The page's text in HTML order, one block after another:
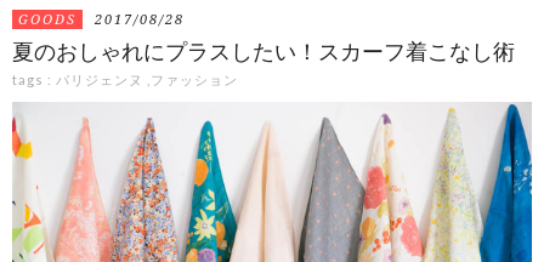
GOODS 2017/08/28
夏のおしゃれにプラスしたい！スカーフ着こなし術
tags : パリジェンヌ ファッション